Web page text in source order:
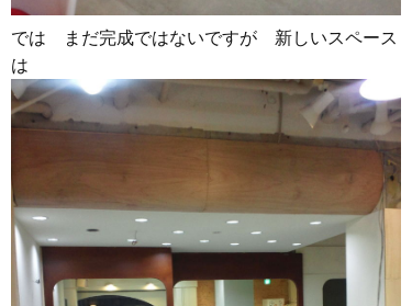
では まだ完成ではないですが 新しいスペース
は